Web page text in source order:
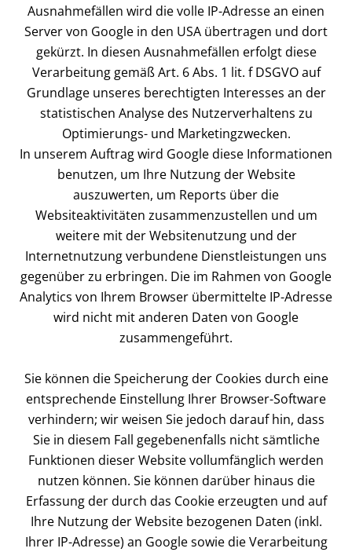
Ausnahmefällen wird die volle IP-Adresse an einen
Server von Google in den USA übertragen und dort
gekürzt. In diesen Ausnahmefällen erfolgt diese
Verarbeitung gemäß Art. 6 Abs. 1 lit. f DSGVO auf
Grundlage unseres berechtigten Interesses an der
statistischen Analyse des Nutzerverhaltens zu
Optimierungs- und Marketingzwecken.
In unserem Auftrag wird Google diese Informationen
benutzen, um Ihre Nutzung der Website
auszuwerten, um Reports über die
Websiteaktivitäten zusammenzustellen und um
weitere mit der Websitenutzung und der
Internetnutzung verbundene Dienstleistungen uns
gegenüber zu erbringen. Die im Rahmen von Google
Analytics von Ihrem Browser übermittelte IP-Adresse
wird nicht mit anderen Daten von Google
zusammengeführt.
Sie können die Speicherung der Cookies durch eine
entsprechende Einstellung Ihrer Browser-Software
verhindern; wir weisen Sie jedoch darauf hin, dass
Sie in diesem Fall gegebenenfalls nicht sämtliche
Funktionen dieser Website vollumfänglich werden
nutzen können. Sie können darüber hinaus die
Erfassung der durch das Cookie erzeugten und auf
Ihre Nutzung der Website bezogenen Daten (inkl.
Ihrer IP-Adresse) an Google sowie die Verarbeitung